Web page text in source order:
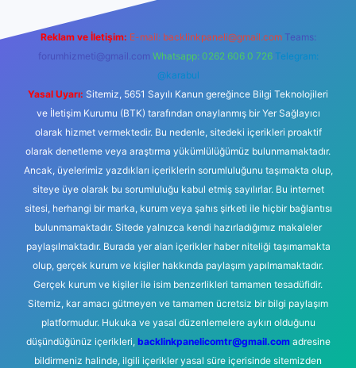
Reklam ve İletişim: E-mail: backlinkpaneli@gmail.com Teams:
forumhizmeti@gmail.com Whatsapp: 0262 606 0 726 Telegram:
@karabul
Yasal Uyarı: Sitemiz, 5651 Sayılı Kanun gereğince Bilgi Teknolojileri
ve İletişim Kurumu (BTK) tarafından onaylanmış bir Yer Sağlayıcı
olarak hizmet vermektedir. Bu nedenle, sitedeki içerikleri proaktif
olarak denetleme veya araştırma yükümlülüğümüz bulunmamaktadır.
Ancak, üyelerimiz yazdıkları içeriklerin sorumluluğunu taşımakta olup,
siteye üye olarak bu sorumluluğu kabul etmiş sayılırlar. Bu internet
sitesi, herhangi bir marka, kurum veya şahıs şirketi ile hiçbir bağlantısı
bulunmamaktadır. Sitede yalnızca kendi hazırladığımız makaleler
paylaşılmaktadır. Burada yer alan içerikler haber niteliği taşımamakta
olup, gerçek kurum ve kişiler hakkında paylaşım yapılmamaktadır.
Gerçek kurum ve kişiler ile isim benzerlikleri tamamen tesadüfidir.
Sitemiz, kar amacı gütmeyen ve tamamen ücretsiz bir bilgi paylaşım
platformudur. Hukuka ve yasal düzenlemelere aykırı olduğunu
düşündüğünüz içerikleri, backlinkpanelicomtr@gmail.comadresine
bildirmeniz halinde, ilgili içerikler yasal süre içerisinde sitemizden